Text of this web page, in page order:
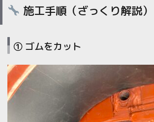
施工手順（ざっくり解説）
① ゴムをカット